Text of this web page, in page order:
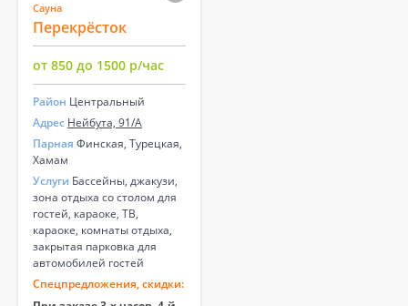
Сауна
Перекрёсток
от 850 до 1500 р/час
Район Центральный
Адрес Нейбута, 91/А
Парная Финская, Турецкая,
Хамам
Услуги Бассейны, джакузи,
зона отдыха со столом для
гостей, караоке, ТВ,
караоке, комнаты отдыха,
закрытая парковка для
автомобилей гостей
Спецпредложения, скидки: